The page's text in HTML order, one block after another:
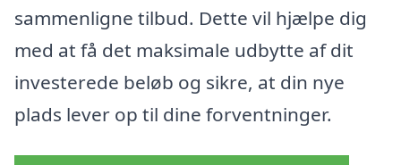
sammenligne tilbud. Dette vil hjælpe dig
med at få det maksimale udbytte af dit
investerede beløb og sikre, at din nye
plads lever op til dine forventninger.